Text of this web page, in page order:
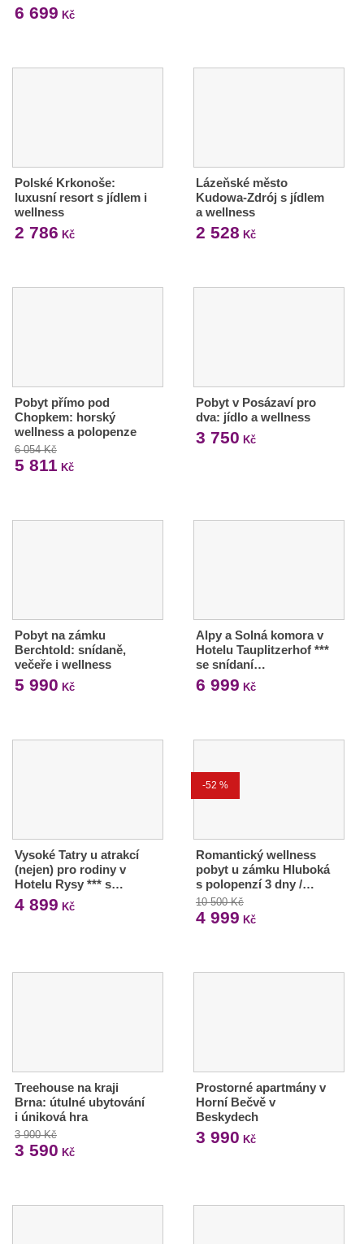
6 699 Kč
Polské Krkonoše:
luxusní resort s jídlem i
wellness
2 786 Kč
Lázeňské město
Kudowa-Zdrój s jídlem
a wellness
2 528 Kč
Pobyt přímo pod
Chopkem: horský
wellness a polopenze
6 054 Kč
5 811 Kč
Pobyt v Posázaví pro
dva: jídlo a wellness
3 750 Kč
Pobyt na zámku
Berchtold: snídaně,
večeře i wellness
5 990 Kč
Alpy a Solná komora v
Hotelu Tauplitzerhof ***
se snídaní…
6 999 Kč
Vysoké Tatry u atrakcí
(nejen) pro rodiny v
Hotelu Rysy *** s…
4 899 Kč
-52 %
Romantický wellness
pobyt u zámku Hluboká
s polopenzí 3 dny /…
10 500 Kč
4 999 Kč
Treehouse na kraji
Brna: útulné ubytování
i úniková hra
3 900 Kč
3 590 Kč
Prostorné apartmány v
Horní Bečvě v
Beskydech
3 990 Kč